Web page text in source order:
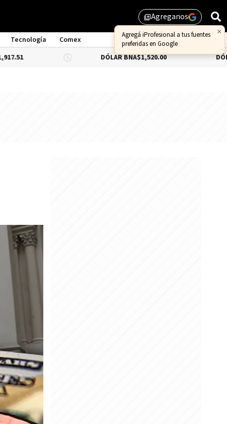
library_addAgreganos
×
Agregá iProfesional a tus fuentes
preferidas en Google
Tecnología
Comex
DÓLAR BNA $1,520.00 DÓLAR BLUE-